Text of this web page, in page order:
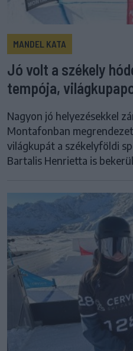
MANDEL KATA
Jó volt a székely
tempója,
Nagyon jó helyezésekkel
Montafonban
világkupát a székelyföldi
Bartalis Henrietta is